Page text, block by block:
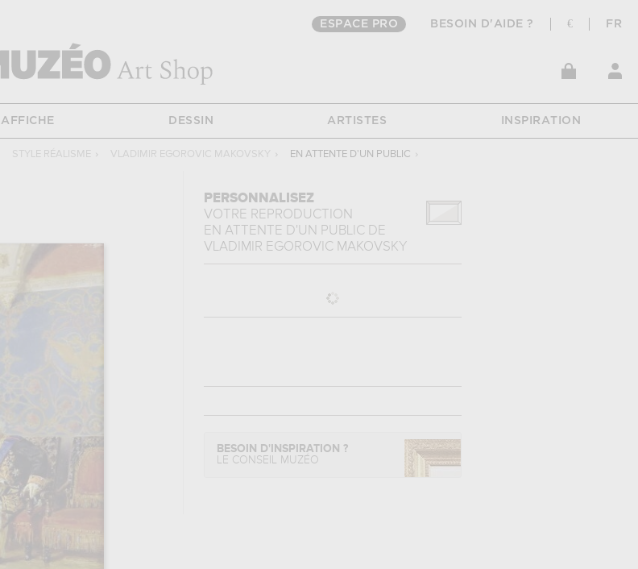
ESPACE PRO BESOIN D'AIDE ? € FR
AFFICHE DESSIN ARTISTES INSPIRATION
STYLE RÉALISME › VLADIMIR EGOROVIC MAKOVSKY › EN ATTENTE D'UN PUBLIC ›
PERSONNALISEZ
VOTRE REPRODUCTION
EN ATTENTE D'UN PUBLIC DE
VLADIMIR EGOROVIC MAKOVSKY
BESOIN D'INSPIRATION ?
LE CONSEIL MUZÉO